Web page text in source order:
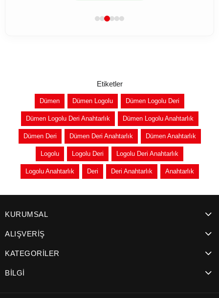
Etiketler
Dümen Dümen Logolu Dümen Logolu Deri
Dümen Logolu Deri Anahtarlık Dümen Logolu Anahtarlık
Dümen Deri Dümen Deri Anahtarlık Dümen Anahtarlık
Logolu Logolu Deri Logolu Deri Anahtarlık
Logolu Anahtarlık Deri Deri Anahtarlık Anahtarlık
KURUMSAL
ALIŞVERİŞ
KATEGORİLER
BİLGİ